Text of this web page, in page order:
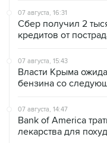
07 августа, 16:31
Сбер получил 2
кредитов от
07 августа, 15:43
Власти Крыма
бензина со
07 августа, 14:47
Bank of America
лекарства для